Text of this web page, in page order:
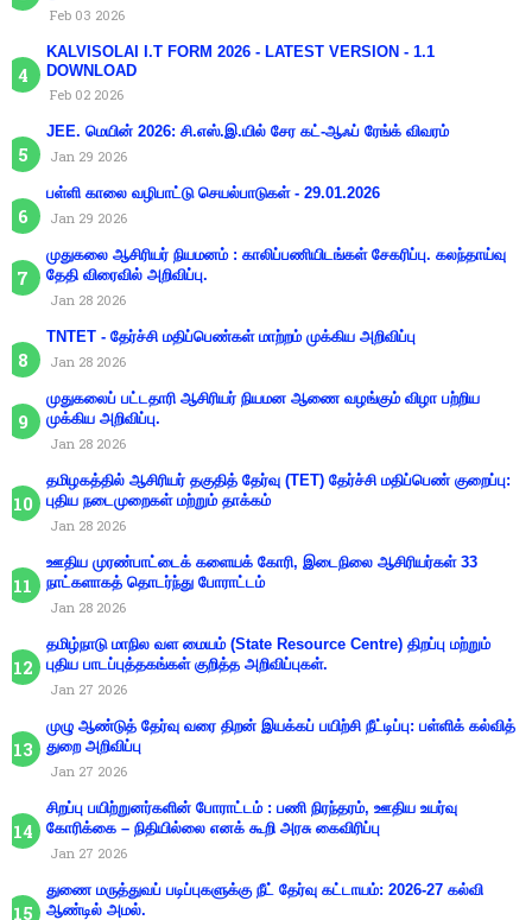
Feb 03 2026
KALVISOLAI I.T FORM 2026 - LATEST VERSION - 1.1
DOWNLOAD
Feb 02 2026
JEE. மெயின் 2026: சி.எஸ்.இ.யில் சேர கட்-ஆஃப் ரேங்க் விவரம்
Jan 29 2026
பள்ளி காலை வழிபாட்டு செயல்பாடுகள் - 29.01.2026
Jan 29 2026
முதுகலை ஆசிரியர் நியமனம் : காலிப்பணியிடங்கள் சேகரிப்பு. கலந்தாய்வு
தேதி விரைவில் அறிவிப்பு.
Jan 28 2026
TNTET - தேர்ச்சி மதிப்பெண்கள் மாற்றம் முக்கிய அறிவிப்பு
Jan 28 2026
முதுகலைப் பட்டதாரி ஆசிரியர் நியமன ஆணை வழங்கும் விழா பற்றிய
முக்கிய அறிவிப்பு.
Jan 28 2026
தமிழகத்தில் ஆசிரியர் தகுதித் தேர்வு (TET) தேர்ச்சி மதிப்பெண் குறைப்பு:
புதிய நடைமுறைகள் மற்றும் தாக்கம்
Jan 28 2026
ஊதிய முரண்பாட்டைக் களையக் கோரி, இடைநிலை ஆசிரியர்கள் 33
நாட்களாகத் தொடர்ந்து போராட்டம்
Jan 28 2026
தமிழ்நாடு மாநில வள மையம் (State Resource Centre) திறப்பு மற்றும்
புதிய பாடப்புத்தகங்கள் குறித்த அறிவிப்புகள்.
Jan 27 2026
முழு ஆண்டுத் தேர்வு வரை திறன் இயக்கப் பயிற்சி நீட்டிப்பு: பள்ளிக் கல்வித்
துறை அறிவிப்பு
Jan 27 2026
சிறப்பு பயிற்றுனர்களின் போராட்டம் : பணி நிரந்தரம், ஊதிய உயர்வு
கோரிக்கை – நிதியில்லை எனக் கூறி அரசு கைவிரிப்பு
Jan 27 2026
துணை மருத்துவப் படிப்புகளுக்கு நீட் தேர்வு கட்டாயம்: 2026-27 கல்வி
ஆண்டில் அமல்.